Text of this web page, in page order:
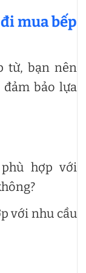
mua bếp
từ, bạn nên
bảo lựa
hợp với
với nhu cầu